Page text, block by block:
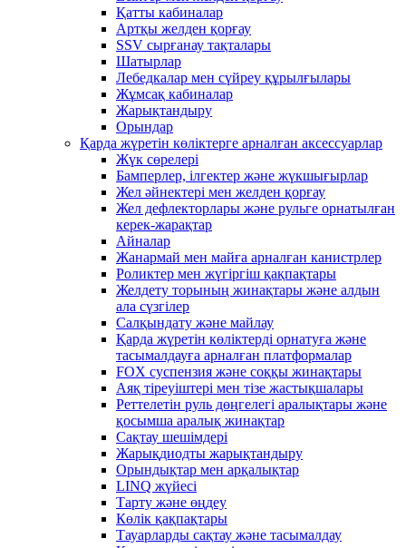
Қатты кабиналар
Артқы желден қорғау
SSV сырғанау тақталары
Шатырлар
Лебедкалар мен сүйреу құрылғылары
Жұмсақ кабиналар
Жарықтандыру
Орындар
Қарда жүретін көліктерге арналған аксессуарлар
Жүк сөрелері
Бамперлер, ілгектер және жүкшығырлар
Жел әйнектері мен желден қорғау
Жел дефлекторлары және рульге орнатылған
керек-жарақтар
Айналар
Жанармай мен майға арналған канистрлер
Роликтер мен жүгіргіш қақпақтары
Желдету торының жинақтары және алдын
ала сүзгілер
Салқындату және майлау
Қарда жүретін көліктерді орнатуға және
тасымалдауға арналған платформалар
FOX суспензия және соққы жинақтары
Аяқ тіреуіштері мен тізе жастықшалары
Реттелетін руль дөңгелегі аралықтары және
қосымша аралық жинақтар
Сақтау шешімдері
Жарықдиодты жарықтандыру
Орындықтар мен арқалықтар
LINQ жүйесі
Тарту және өңдеу
Көлік қақпақтары
Тауарларды сақтау және тасымалдау